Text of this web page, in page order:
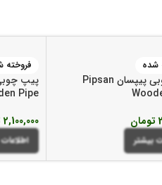
شده
پیپ چوبی پیپسان Pipsan
تومان
بیشتر
فروخته
پیپ
Pipe
2,100,000